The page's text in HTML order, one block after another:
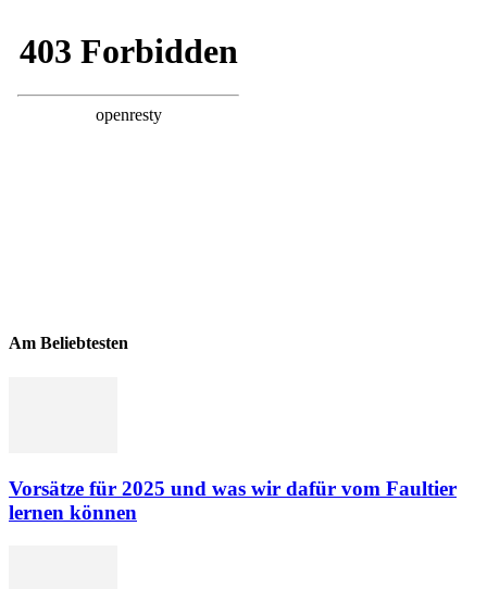
Am Beliebtesten
Vorsätze für 2025 und was wir dafür vom Faultier
lernen können